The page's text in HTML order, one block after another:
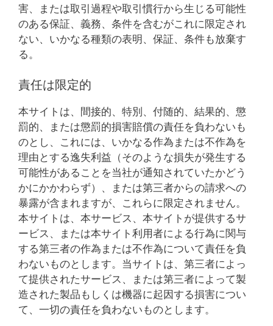
害、または取引過程や取引慣行から生じる可能性
のある保証、義務、条件を含むがこれに限定され
ない、いかなる種類の表明、保証、条件も放棄す
る。
責任は限定的
本サイトは、間接的、特別、付随的、結果的、懲
罰的、または懲罰的損害賠償の責任を負わないも
のとし、これには、いかなる作為または不作為を
理由とする逸失利益（そのような損失が発生する
可能性があることを当社が通知されていたかどう
かにかかわらず）、または第三者からの請求への
暴露が含まれますが、これらに限定されません。
本サイトは、本サービス、本サイトが提供するサ
ービス、または本サイト利用者による行為に関与
する第三者の作為または不作為について責任を負
わないものとします。当サイトは、第三者によっ
て提供されたサービス、または第三者によって製
造された製品もしくは機器に起因する損害につい
て、一切の責任を負わないものとします。